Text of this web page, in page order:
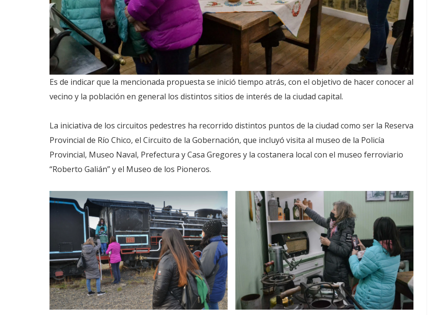
Es de indicar que la mencionada propuesta se inició tiempo atrás, con el objetivo de hacer conocer al
vecino y la población en general los distintos sitios de interés de la ciudad capital.
La iniciativa de los circuitos pedestres ha recorrido distintos puntos de la ciudad como ser la Reserva
Provincial de Río Chico, el Circuito de la Gobernación, que incluyó visita al museo de la Policía
Provincial, Museo Naval, Prefectura y Casa Gregores y la costanera local con el museo ferroviario
“Roberto Galián” y el Museo de los Pioneros.